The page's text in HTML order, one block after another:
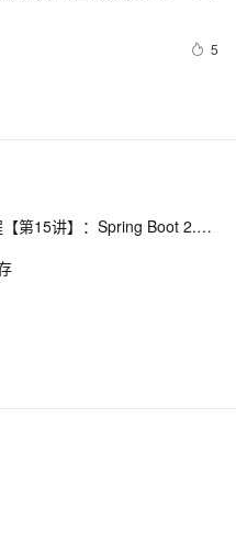
5
517
Java Spring Boot开发实战系列课程【第15讲】：Spring Boot 2.0 API与Spring REST Docs实战